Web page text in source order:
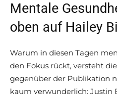
Mentale
oben auf Hailey
Warum in diesen Tagen
den Fokus rückt, versteht
gegenüber der Publikation
kaum verwunderlich: Justin